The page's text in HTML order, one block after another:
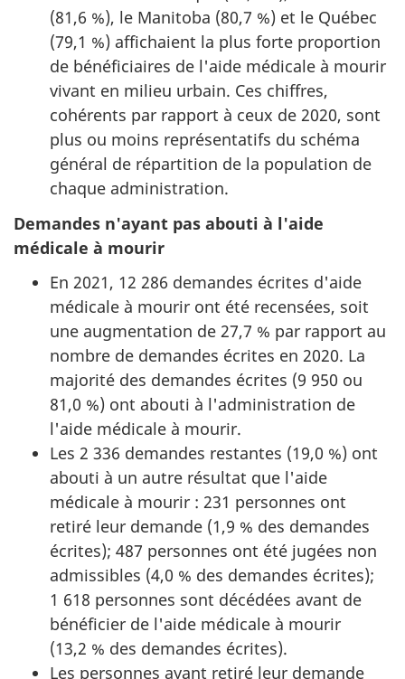
(81,6 %), le Manitoba (80,7 %) et le Québec
(79,1 %) affichaient la plus forte proportion
de bénéficiaires de l'aide médicale à mourir
vivant en milieu urbain. Ces chiffres,
cohérents par rapport à ceux de 2020, sont
plus ou moins représentatifs du schéma
général de répartition de la population de
chaque administration.
Demandes n'ayant pas abouti à l'aide
médicale à mourir
En 2021, 12 286 demandes écrites d'aide
médicale à mourir ont été recensées, soit
une augmentation de 27,7 % par rapport au
nombre de demandes écrites en 2020. La
majorité des demandes écrites (9 950 ou
81,0 %) ont abouti à l'administration de
l'aide médicale à mourir.
Les 2 336 demandes restantes (19,0 %) ont
abouti à un autre résultat que l'aide
médicale à mourir : 231 personnes ont
retiré leur demande (1,9 % des demandes
écrites); 487 personnes ont été jugées non
admissibles (4,0 % des demandes écrites);
1 618 personnes sont décédées avant de
bénéficier de l'aide médicale à mourir
(13,2 % des demandes écrites).
Les personnes ayant retiré leur demande